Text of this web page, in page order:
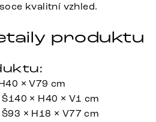
kvalitní vzhled.
produktu
× V79 cm
× H40 × V1 cm
× H18 × V77 cm